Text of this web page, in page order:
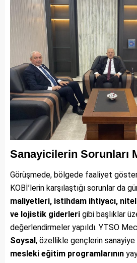
Sanayicilerin Sorunları
Görüşmede, bölgede faaliyet
KOBİ’lerin karşılaştığı sorunlar da
maliyetleri, istihdam ihtiyacı,
ve lojistik giderleri gibi başlıklar
değerlendirmeler yapıldı. YTSO
Soysal, özellikle gençlerin
mesleki eğitim programlarının